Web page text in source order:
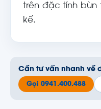
trên đặc tính bùn
kế.
Cần tư vấn nhanh về
Gọi 0941.400.488